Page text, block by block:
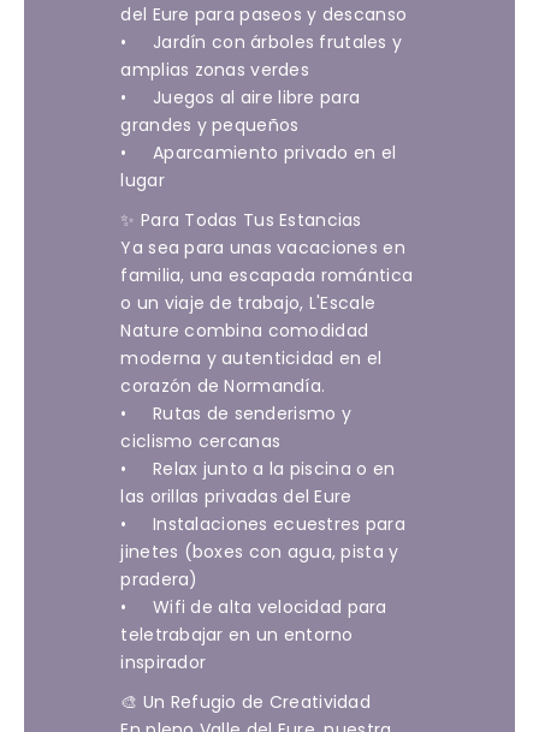
del Eure para paseos y descanso
• Jardín con árboles frutales y
amplias zonas verdes
• Juegos al aire libre para
grandes y pequeños
• Aparcamiento privado en el
lugar
✨ Para Todas Tus Estancias
Ya sea para unas vacaciones en
familia, una escapada romántica
o un viaje de trabajo, L'Escale
Nature combina comodidad
moderna y autenticidad en el
corazón de Normandía.
• Rutas de senderismo y
ciclismo cercanas
• Relax junto a la piscina o en
las orillas privadas del Eure
• Instalaciones ecuestres para
jinetes (boxes con agua, pista y
pradera)
• Wifi de alta velocidad para
teletrabajar en un entorno
inspirador
🎨 Un Refugio de Creatividad